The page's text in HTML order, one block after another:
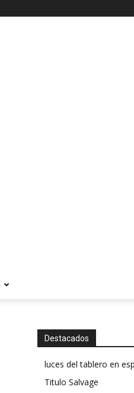
Destacados
luces del tablero en
Titulo Salvage